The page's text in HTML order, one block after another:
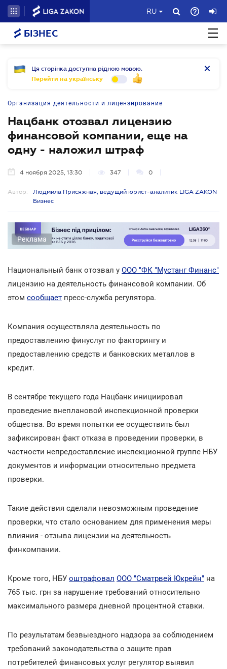
RU
БІЗНЕС
Ця сторінка доступна рідною мовою.
Перейти на українську
Организация деятельности и лицензирование
Нацбанк отозвал лицензию
финансовой компании, еще на
одну - наложил штраф
4 ноября 2025, 13:30 347 0
Автор:
Людмила Присяжная, ведущий юрист-аналитик LIGA ZAKON
Бизнес
Реклама
Национальный банк отозвал у ООО "ФК "Мустанг Финанс"
лицензию на деятельность финансовой компании. Об
этом сообщает пресс-служба регулятора.
Компания осуществляла деятельность по
предоставлению финуслуг по факторингу и
предоставлению средств и банковских металлов в
кредит.
В сентябре текущего года Нацбанк инициировал
проведение внеплановой инспекционной проверки
общества. Во время попытки ее осуществить был
зафиксирован факт отказа в проведении проверки, в
частности непредоставление инспекционной группе НБУ
документов и информации относительно предмета
проверки.
Такие действия сделали невозможным проведение
проверки, что стало основанием для применения меры
влияния - отзыва лицензии на деятельность
финкомпании.
Кроме того, НБУ оштрафовал ООО "Сматрвей Юкрейн" на
765 тыс. грн за нарушение требований относительно
максимального размера дневной процентной ставки.
По результатам безвыездного надзора за соблюдением
требований законодательства о защите прав
потребителей финансовых услуг регулятор выявил